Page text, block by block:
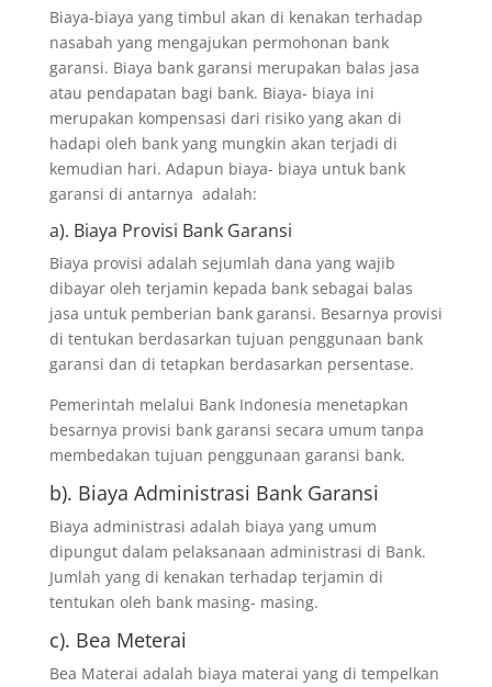
Biaya-biaya yang timbul akan di kenakan terhadap
nasabah yang mengajukan permohonan bank
garansi. Biaya bank garansi merupakan balas jasa
atau pendapatan bagi bank. Biaya- biaya ini
merupakan kompensasi dari risiko yang akan di
hadapi oleh bank yang mungkin akan terjadi di
kemudian hari. Adapun biaya- biaya untuk bank
garansi di antarnya adalah:
a). Biaya Provisi Bank Garansi
Biaya provisi adalah sejumlah dana yang wajib
dibayar oleh terjamin kepada bank sebagai balas
jasa untuk pemberian bank garansi. Besarnya provisi
di tentukan berdasarkan tujuan penggunaan bank
garansi dan di tetapkan berdasarkan persentase.
Pemerintah melalui Bank Indonesia menetapkan
besarnya provisi bank garansi secara umum tanpa
membedakan tujuan penggunaan garansi bank.
b). Biaya Administrasi Bank Garansi
Biaya administrasi adalah biaya yang umum
dipungut dalam pelaksanaan administrasi di Bank.
Jumlah yang di kenakan terhadap terjamin di
tentukan oleh bank masing- masing.
c). Bea Meterai
Bea Materai adalah biaya materai yang di tempelkan